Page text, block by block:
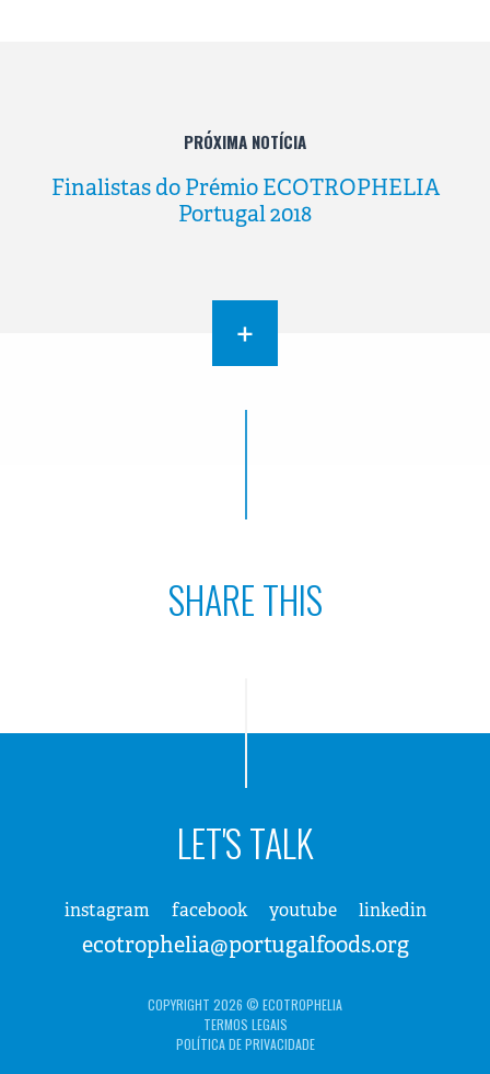
PRÓXIMA NOTÍCIA
Finalistas do Prémio ECOTROPHELIA
Portugal 2018
+
SHARE THIS
LET'S TALK
instagram facebook youtube linkedin
ecotrophelia@portugalfoods.org
COPYRIGHT 2026 © ECOTROPHELIA
TERMOS LEGAIS
POLÍTICA DE PRIVACIDADE